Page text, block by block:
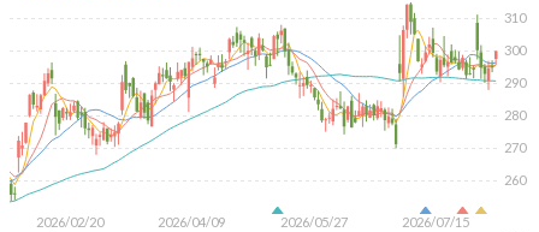
2026/02/20 2026/04/09 2026/05/27 2026/07/15
260
270
280
290
300
310